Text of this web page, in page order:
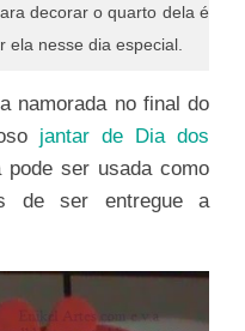
decorar o quarto dela é
ela nesse dia especial.
namorada no final do
jantar de Dia dos
pode ser usada como
de ser entregue a